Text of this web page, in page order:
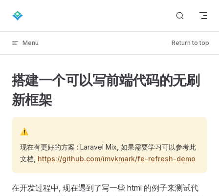
Skip to content
Menu Return to top
搭建一个可以写前端代码的无刷
新框架
⚠️
现在有更好的方案 : Laravel Mix, 如果需要学习可以参考此
文档, https://github.com/imvkmark/fe-refresh-demo
在开发过程中, 现在遇到了写一些 html 的例子来测试代